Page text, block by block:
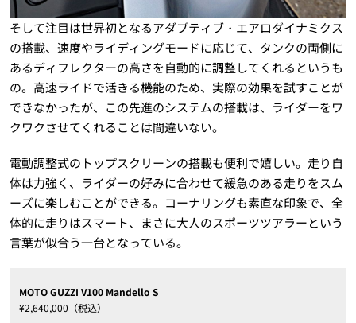
そして注目は世界初となるアダプティブ・エアロダイナミクス
の搭載、速度やライディングモードに応じて、タンクの両側に
あるディフレクターの高さを自動的に調整してくれるというも
の。高速ライドで活きる機能のため、実際の効果を試すことが
できなかったが、この先進のシステムの搭載は、ライダーをワ
クワクさせてくれることは間違いない。
電動調整式のトップスクリーンの搭載も便利で嬉しい。走り自
体は力強く、ライダーの好みに合わせて緩急のある走りをスム
ーズに楽しむことができる。コーナリングも素直な印象で、全
体的に走りはスマート、まさに大人のスポーツツアラーという
言葉が似合う一台となっている。
MOTO GUZZI V100 Mandello S
¥2,640,000（税込）